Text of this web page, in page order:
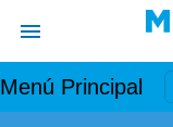
Menú Principal